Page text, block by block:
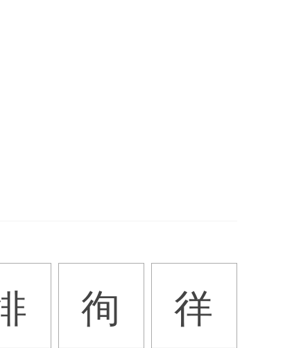
徇 徉